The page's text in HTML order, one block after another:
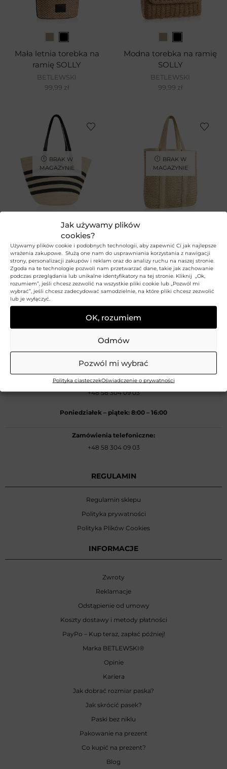
Jak używamy plików
cookies?
Używamy plików cookie i podobnych technologii, aby zapewnić Ci jak najlepsze
wrażenia zakupowe. Służą one nam do usprawniania korzystania z nawigacji
strony, personalizacji zakupów i reklam oraz do analizy ruchu na naszej stronie.
Zgoda na te technologie pozwoli nam przetwarzać dane, takie jak zachowanie
podczas przeglądania lub unikalne identyfikatory na tej stronie. Kliknij „Ok,
rozumiem”, jeśli chcesz zezwolić na wszystkie pliki cookie lub „Pozwól mi
wybrać”, jeśli chcesz zadecydować samodzielnie, na które pliki chcesz zezwolić
lub je wyłączyć.
OK, rozumiem
Odmów
Pozwól mi wybrać
Polityka ciasteczekOświadczenie o prywatności
Mała letnia torebka na
ramię SOLLY
BETLEWSKI
99,99 zł
Modna torebka na ramię
SOLLY
BETLEWSKI
99,99 zł
BRAK W
MAGAZYNIE
Torba w stylu plażowym
SOLLY
BETLEWSKI
139,99zł
BRAK W
MAGAZYNIE
Torba na plażę w stylu
boho SOLLY
BETLEWSKI
99,99zł
OBSŁUGA KLIENTA
kontakt@betlewski.com
+48 58 304 09 03
Poniedziałek – piątek: 8:00 – 16:00
Zamówienia telefoniczne:
+48 58 304 09 03
REGULAMIN
Regulamin sklepu
Polityka prywatności
Polityka Plików Cookies
INFORMACJE
Zwroty
Reklamacje
Odstąpienie od umowy
Koszty dostawy i metody płatności
PayPo – Kup teraz, zapłać później!
Marka BETLEWSKI®
Opinie
Kariera
Jak dobrać rozmiar paska?
Jak skrócić pasek?
Paski bez niklu
Pakowanie na prezent
Co kupić na prezent?
Blog